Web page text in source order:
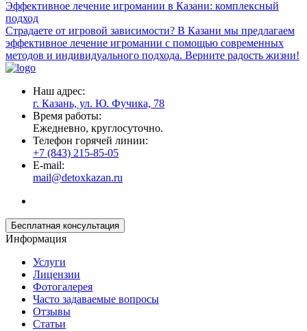
Эффективное лечение игромании в Казани: комплексный
подход
Страдаете от игровой зависимости? В Казани мы предлагаем
эффективное лечение игромании с помощью современных
методов и индивидуального подхода. Верните радость жизни!
Наш адрес:
г. Казань, ул. Ю. Фучика, 78
Время работы:
Ежедневно, круглосуточно.
Телефон горячей линии:
+7 (843) 215-85-05
E-mail:
mail@detoxkazan.ru
Бесплатная консультация
Информация
Услуги
Лицензии
Фотогалерея
Часто задаваемые вопросы
Отзывы
Статьи